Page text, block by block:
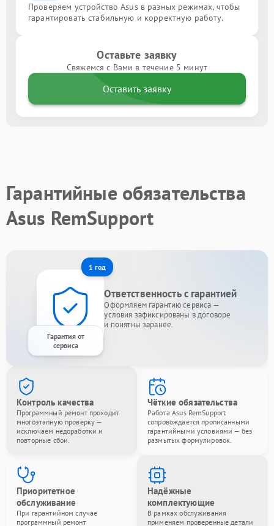
Проверяем устройство Asus в разных режимах, чтобы
гарантировать стабильную и корректную работу.
Оставьте заявку
Свяжемся с Вами в течение 5 минут
Оставить заявку
Гарантийные обязательства
Asus RemSupport
1 год
Гарантия от
сервиса
Ответственность с гарантией
Оформляем гарантию сервиса —
условия зафиксированы в договоре
и понятны заранее.
Контроль качества
Программный ремонт проходит
многоэтапную проверку —
исключаем недоработки и
повторные сбои.
Чёткие обязательства
Работа Asus RemSupport
сопровождается прописанными
гарантийными условиями — без
размытых формулировок.
Приоритетное
обслуживание
При гарантийном случае
программный ремонт
Надёжные
комплектующие
В рамках обслуживания
применяем проверенные детали